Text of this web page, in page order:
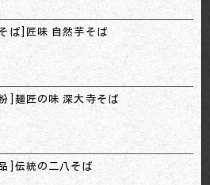
ば]匠味 自然芋そば
]麺匠の味 深大寺そば
]伝統の二八そば